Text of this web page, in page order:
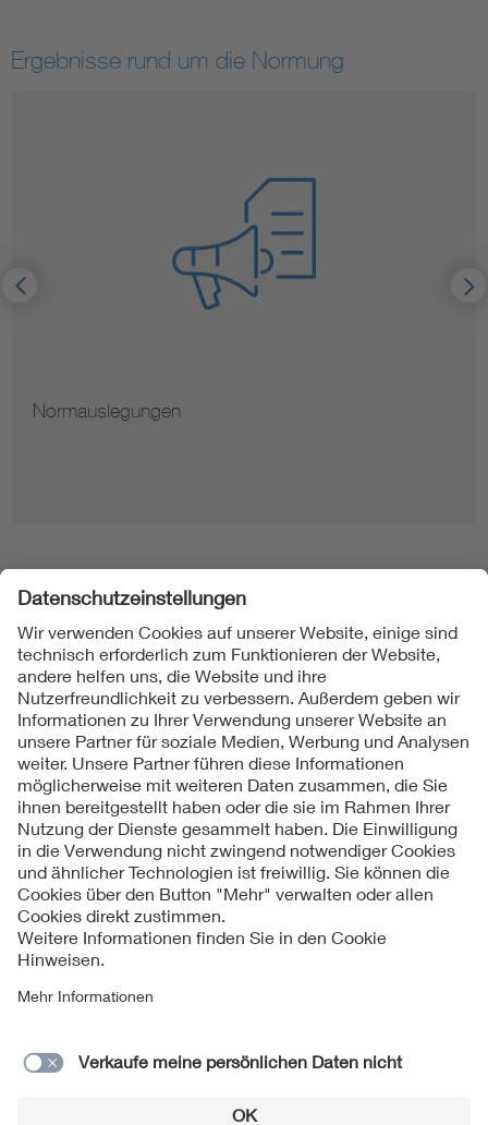
Ergebnisse rund um die Normung
Normauslegungen
Folgen Sie uns
Kontakt
Impressum
Datenschutzinformationen
Cookie Hinweise
Compliance
Jahresarchiv
© 2026 VDE Verband der Elektrotechnik Elektronik